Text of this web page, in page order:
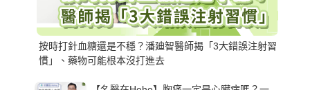
按時打針血糖還是不穩？潘廸智醫師揭「3大錯誤注射習
慣」、藥物可能根本沒打進去